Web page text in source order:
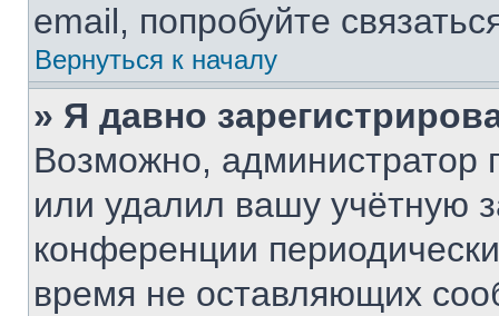
email, попробуйте
Вернуться к началу
» Я давно
Возможно, администратор
или удалил вашу учётную
конференции
время не оставляющих